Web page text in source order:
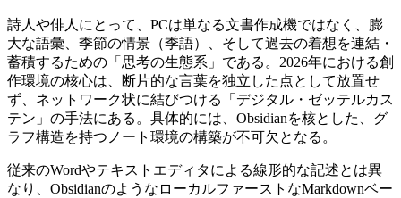
詩人や俳人にとって、PCは単なる文書作成機ではなく、膨
大な語彙、季節の情景（季語）、そして過去の着想を連結・
蓄積するための「思考の生態系」である。2026年における創
作環境の核心は、断片的な言葉を独立した点として放置せ
ず、ネットワーク状に結びつける「デジタル・ゼッテルカス
テン」の手法にある。具体的には、Obsidianを核とした、グ
ラフ構造を持つノート環境の構築が不可欠となる。
従来のWordやテキストエディタによる線形的な記述とは異
なり、ObsidianのようなローカルファーストなMarkdownベー